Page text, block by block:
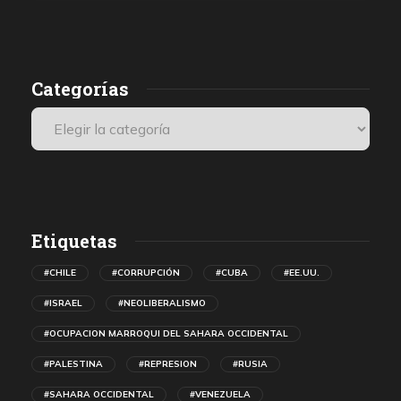
Categorías
Etiquetas
#CHILE #CORRUPCIÓN #CUBA #EE.UU.
#ISRAEL #NEOLIBERALISMO
#OCUPACION MARROQUI DEL SAHARA OCCIDENTAL
#PALESTINA #REPRESION #RUSIA
#SAHARA OCCIDENTAL #VENEZUELA